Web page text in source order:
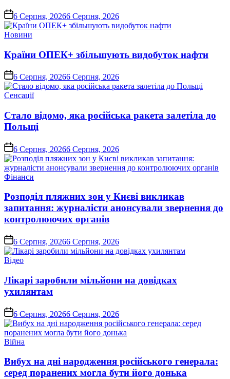
on6 Серпня, 20266 Серпня, 2026
Опублікувати
Новини
Країни ОПЕК+ збільшують видобуток нафти
on6 Серпня, 20266 Серпня, 2026
Опублікувати
Сенсації
Стало відомо, яка російська ракета залетіла до
Польщі
on6 Серпня, 20266 Серпня, 2026
Опублікувати
Фінанси
Розподіл пляжних зон у Києві викликав
запитання: журналісти анонсували звернення до
контролюючих органів
on6 Серпня, 20266 Серпня, 2026
Опублікувати
Відео
Лікарі заробили мільйони на довідках
ухилянтам
on6 Серпня, 20266 Серпня, 2026
Опублікувати
Війна
Вибух на дні народження російського генерала:
серед поранених могла бути його донька